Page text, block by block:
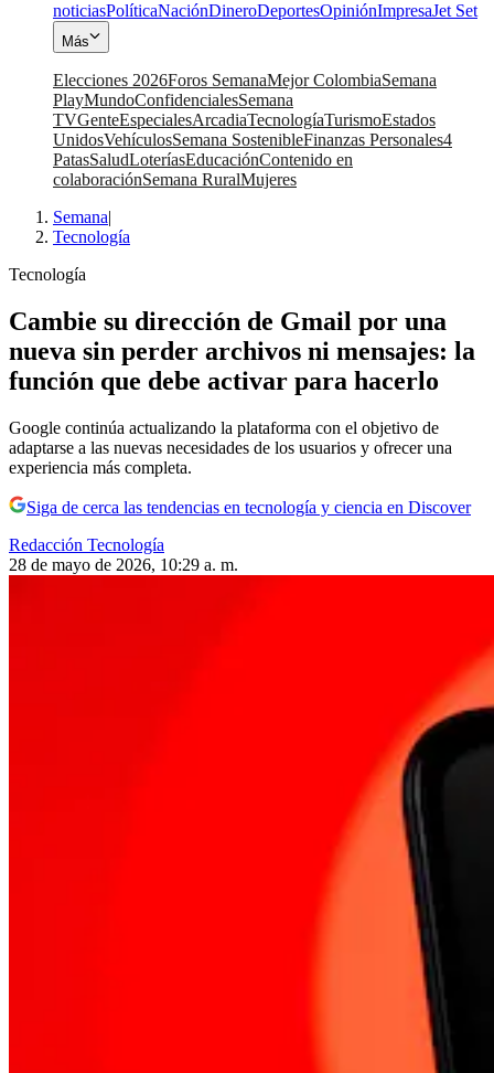
noticiasPolíticaNaciónDineroDeportesOpiniónImpresaJet Set
Más
Elecciones 2026Foros SemanaMejor ColombiaSemana
PlayMundoConfidencialesSemana
TVGenteEspecialesArcadiaTecnologíaTurismoEstados
UnidosVehículosSemana SostenibleFinanzas Personales4
PatasSaludLoteríasEducaciónContenido en
colaboraciónSemana RuralMujeres
Semana|
Tecnología
Tecnología
Cambie su dirección de Gmail por una
nueva sin perder archivos ni mensajes: la
función que debe activar para hacerlo
Google continúa actualizando la plataforma con el objetivo de
adaptarse a las nuevas necesidades de los usuarios y ofrecer una
experiencia más completa.
Siga de cerca las tendencias en tecnología y ciencia en Discover
Redacción Tecnología
28 de mayo de 2026, 10:29 a. m.